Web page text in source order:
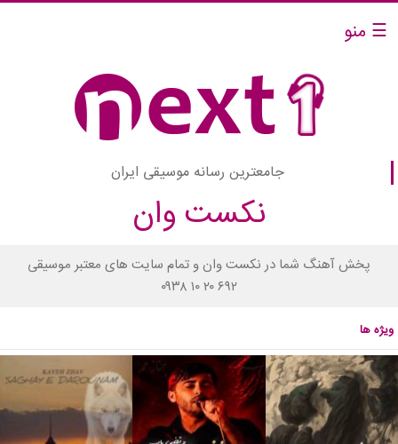
☰ منو
جامعترین رسانه موسیقی ایران
نکست وان
پخش آهنگ شما در نکست وان و تمام سایت های معتبر موسیقی
۰۹۳۸ ۱۰ ۲۰ ۶۹۲
ویژه ها